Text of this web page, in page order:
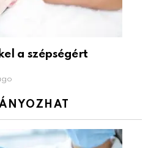
a szépségért